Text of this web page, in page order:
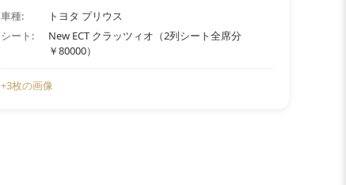
車種:
トヨタ プリウス
シート:
New ECT クラッツィオ（2列シート全席分
￥80000）
+3枚の画像